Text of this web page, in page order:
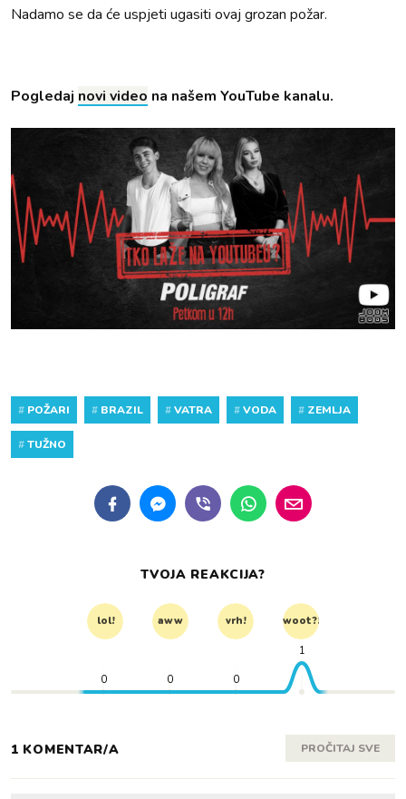
Nadamo se da će uspjeti ugasiti ovaj grozan požar.
Pogledaj novi video na našem YouTube kanalu.
# POŽARI # BRAZIL #VATRA #VODA # ZEMLJA
#TUŽNO
TVOJA REAKCIJA?
lol! aww vrh! woot?!
0 0 0
1
1 KOMENTAR/A PROČITAJ SVE